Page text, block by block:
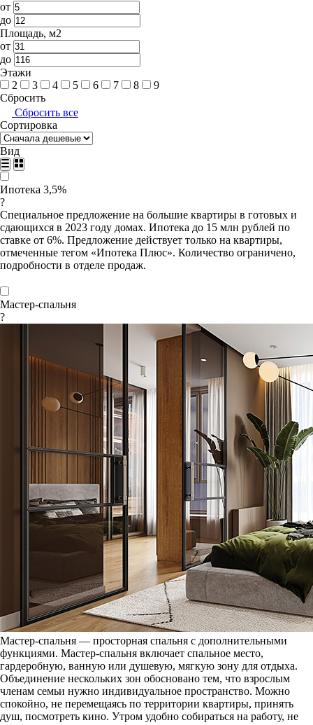
от
до
Площадь, м2
от
до
Этажи
2
3 4 5 6 7 8
9
Сбросить
Сбросить все
Сортировка
Вид
Ипотека 3,5%
?
Специальное предложение на большие квартиры в готовых и
сдающихся в 2023 году домах. Ипотека до 15 млн рублей по
ставке от 6%. Предложение действует только на квартиры,
отмеченные тегом «Ипотека Плюс». Количество ограничено,
подробности в отделе продаж.
Мастер-спальня
?
Мастер-спальня — просторная спальня с дополнительными
функциями. Мастер-спальня включает спальное место,
гардеробную, ванную или душевую, мягкую зону для отдыха.
Объединение нескольких зон обосновано тем, что взрослым
членам семьи нужно индивидуальное пространство. Можно
спокойно, не перемещаясь по территории квартиры, принять
душ, посмотреть кино. Утром удобно собираться на работу, не